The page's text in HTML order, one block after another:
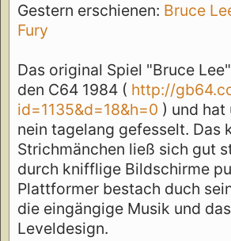
Gestern erschienen: Bruce
Fury
Das original Spiel "Bruce
den C64 1984 ( http://
id=1135&d=18&h=0 ) und hat
nein tagelang gefesselt. Das
Strichmänchen ließ sich gut
durch knifflige Bildschirme
Plattformer bestach duch
die eingängige Musik und
Leveldesign.